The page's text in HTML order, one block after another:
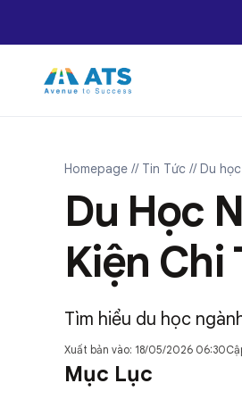
Homepage // Tin Tức // Du
Du Học
Kiện Chi
Tìm hiểu du học
Xuất bản vào: 18/05/2026 06:30
Mục Lục